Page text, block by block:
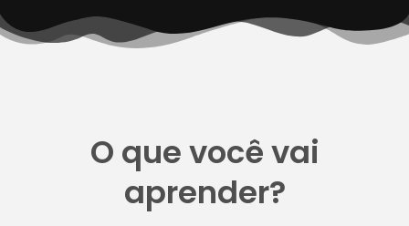
O que você vai
aprender?